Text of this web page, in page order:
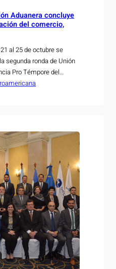
Aduanera concluye
del comercio,
al 25 de octubre se
segunda ronda de Unión
Pro Témpore del
que ejerce